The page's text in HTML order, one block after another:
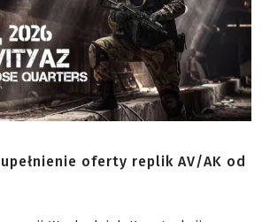
oferty replik AV/AK od